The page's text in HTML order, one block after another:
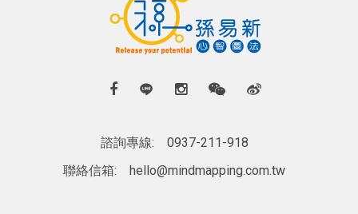
諮詢專線:
0937-211-918
聯絡信箱:
hello@mindmapping.com.tw